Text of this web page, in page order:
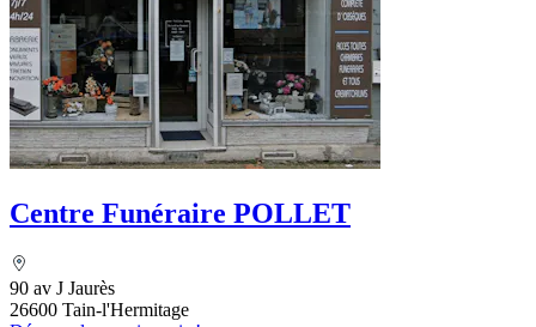
Centre Funéraire POLLET
90 av J Jaurès
26600 Tain-l'Hermitage